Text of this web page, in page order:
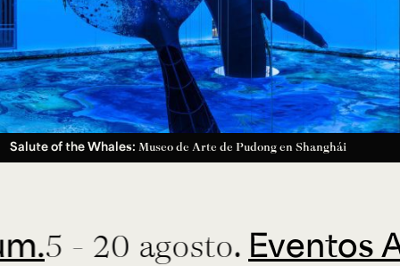
Salute of the Whales: Museo de Arte de Pudong en Shanghái
agosto. Eventos